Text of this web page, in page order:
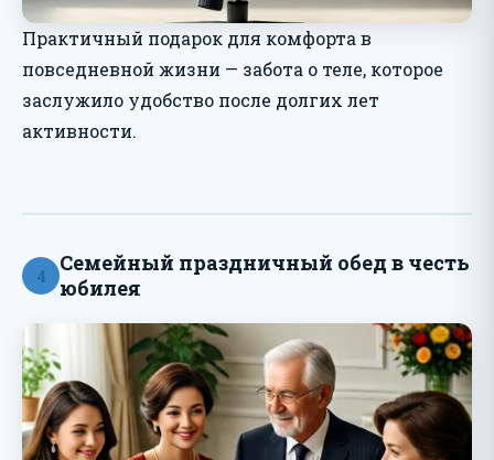
Практичный подарок для комфорта в
повседневной жизни — забота о теле, которое
заслужило удобство после долгих лет
активности.
4
Семейный праздничный обед в честь
юбилея